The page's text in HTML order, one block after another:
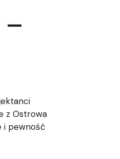
–
z Ostrowa
i pewność